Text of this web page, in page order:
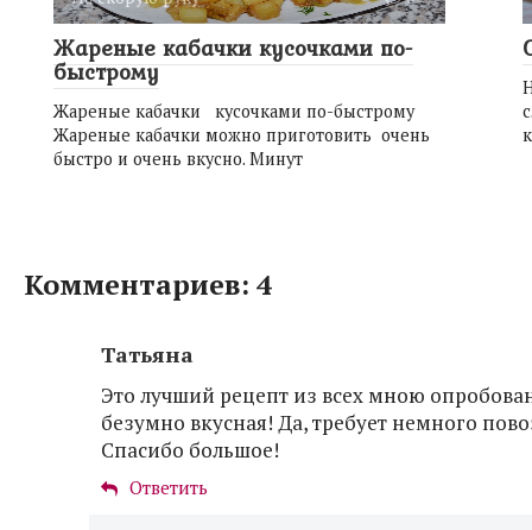
Жареные кабачки кусочками по-
быстрому
Жареные кабачки кусочками по-быстрому
Жареные кабачки можно приготовить очень
быстро и очень вкусно. Минут
Комментариев: 4
Татьяна
Это лучший рецепт из всех мною
безумно вкусная! Да, требует немного
Спасибо большое!
Ответить